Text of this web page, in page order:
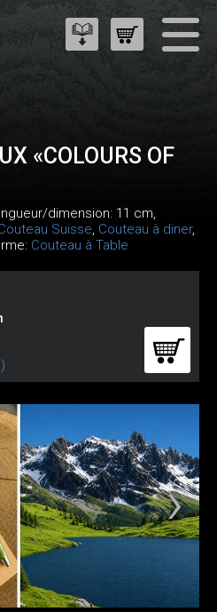
«COLOURS OF
dimension: 11 cm,
Suisse, Couteau à diner,
Couteau à Table